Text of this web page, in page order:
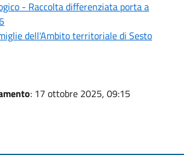
- Raccolta differenziata porta a
dell'Ambito territoriale di Sesto
: 17 ottobre 2025, 09:15